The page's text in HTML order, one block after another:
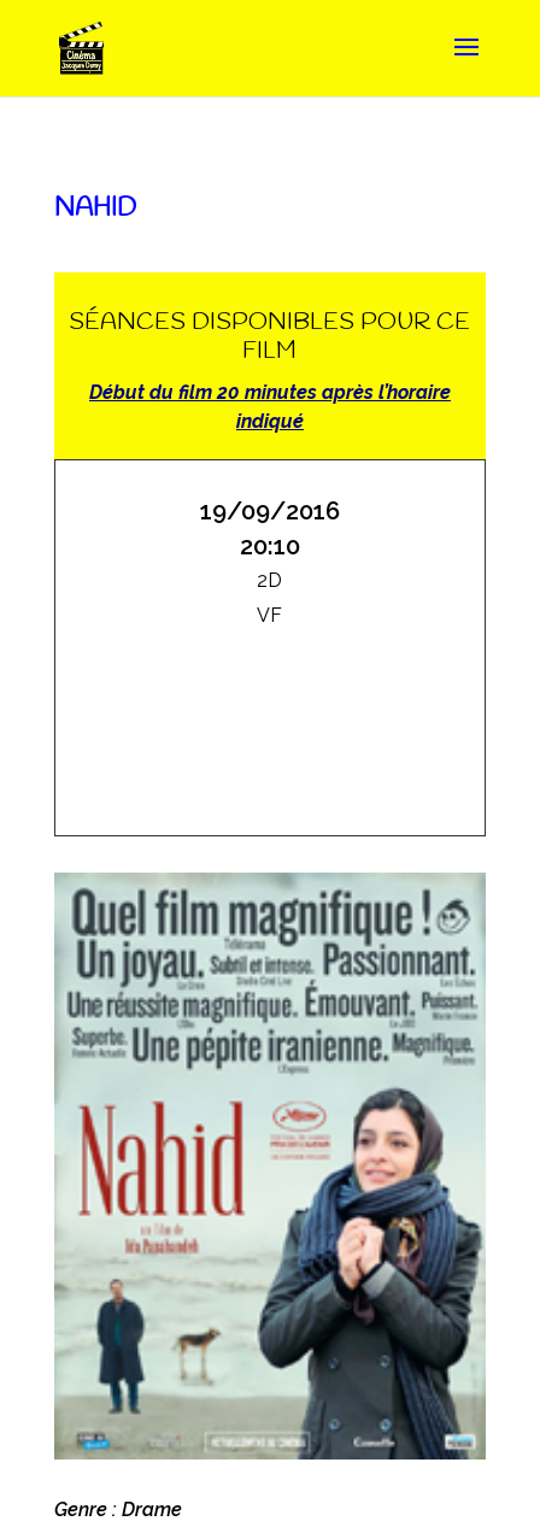
NAHID
SÉANCES DISPONIBLES POUR CE
FILM
Début du film 20 minutes après l’horaire
indiqué
19/09/2016
20:10
2D
VF
Genre : Drame